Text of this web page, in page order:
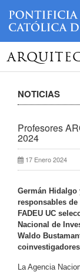
NOTICIAS
Profesores
2024
17 Enero 2024
Germán
responsables
FADEU UC
Nacional de
Waldo
La Agencia